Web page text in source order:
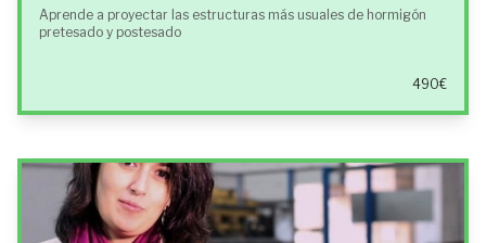
Aprende a proyectar las estructuras más usuales de hormigón
pretesado y postesado
490€